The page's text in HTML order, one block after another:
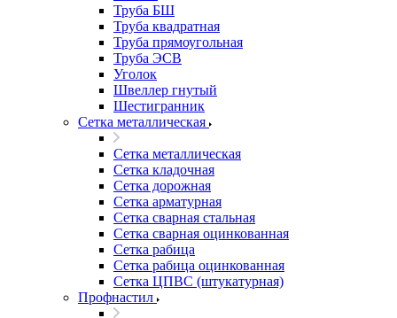
Труба БШ
Труба квадратная
Труба прямоугольная
Труба ЭСВ
Уголок
Швеллер гнутый
Шестигранник
Сетка металлическая
Сетка металлическая
Сетка кладочная
Сетка дорожная
Сетка арматурная
Сетка сварная стальная
Сетка сварная оцинкованная
Сетка рабица
Сетка рабица оцинкованная
Сетка ЦПВС (штукатурная)
Профнастил